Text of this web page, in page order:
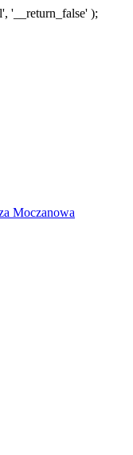
'__return_false' );
Moczanowa